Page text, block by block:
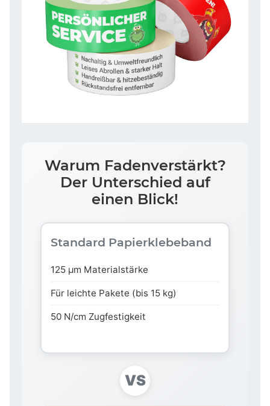
Warum Fadenverstärkt?
Der Unterschied auf
einen Blick!
Standard Papierklebeband
125 µm Materialstärke
Für leichte Pakete (bis 15 kg)
50 N/cm Zugfestigkeit
VS